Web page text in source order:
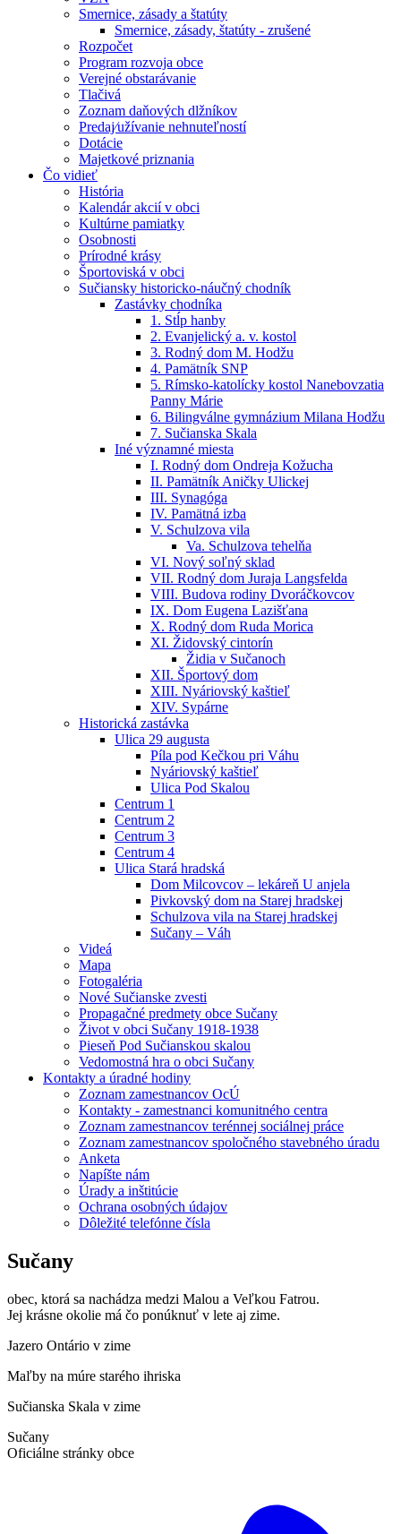
Smernice, zásady a štatúty
Smernice, zásady, štatúty - zrušené
Rozpočet
Program rozvoja obce
Verejné obstarávanie
Tlačivá
Zoznam daňových dlžníkov
Predaj⁄užívanie nehnuteľností
Dotácie
Majetkové priznania
Čo vidieť
História
Kalendár akcií v obci
Kultúrne pamiatky
Osobnosti
Prírodné krásy
Športoviská v obci
Sučiansky historicko-náučný chodník
Zastávky chodníka
1. Stĺp hanby
2. Evanjelický a. v. kostol
3. Rodný dom M. Hodžu
4. Pamätník SNP
5. Rímsko-katolícky kostol Nanebovzatia
Panny Márie
6. Bilingválne gymnázium Milana Hodžu
7. Sučianska Skala
Iné významné miesta
I. Rodný dom Ondreja Kožucha
II. Pamätník Aničky Ulickej
III. Synagóga
IV. Pamätná izba
V. Schulzova vila
Va. Schulzova tehelňa
VI. Nový soľný sklad
VII. Rodný dom Juraja Langsfelda
VIII. Budova rodiny Dvoráčkovcov
IX. Dom Eugena Lazišťana
X. Rodný dom Ruda Morica
XI. Židovský cintorín
Židia v Sučanoch
XII. Športový dom
XIII. Nyáriovský kaštieľ
XIV. Sypárne
Historická zastávka
Ulica 29 augusta
Píla pod Kečkou pri Váhu
Nyáriovský kaštieľ
Ulica Pod Skalou
Centrum 1
Centrum 2
Centrum 3
Centrum 4
Ulica Stará hradská
Dom Milcovcov – lekáreň U anjela
Pivkovský dom na Starej hradskej
Schulzova vila na Starej hradskej
Sučany – Váh
Videá
Mapa
Fotogaléria
Nové Sučianske zvesti
Propagačné predmety obce Sučany
Život v obci Sučany 1918-1938
Pieseň Pod Sučianskou skalou
Vedomostná hra o obci Sučany
Kontakty a úradné hodiny
Zoznam zamestnancov OcÚ
Kontakty - zamestnanci komunitného centra
Zoznam zamestnancov terénnej sociálnej práce
Zoznam zamestnancov spoločného stavebného úradu
Anketa
Napíšte nám
Úrady a inštitúcie
Ochrana osobných údajov
Dôležité telefónne čísla
Sučany
obec, ktorá sa nachádza medzi Malou a Veľkou Fatrou.
Jej krásne okolie má čo ponúknuť v lete aj zime.
Jazero Ontário v zime
Maľby na múre starého ihriska
Sučianska Skala v zime
Sučany
Oficiálne stránky obce